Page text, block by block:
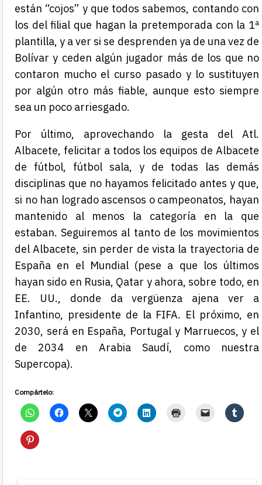
están “cojos” y que todos sabemos, contando con
los del filial que hagan la pretemporada con la 1ª
plantilla, y a ver si se desprenden ya de una vez de
Bolívar y ceden algún jugador más de los que no
contaron mucho el curso pasado y lo sustituyen
por algún otro más fiable, aunque esto siempre
sea un poco arriesgado.
Por último, aprovechando la gesta del Atl.
Albacete, felicitar a todos los equipos de Albacete
de fútbol, fútbol sala, y de todas las demás
disciplinas que no hayamos felicitado antes y que,
si no han logrado ascensos o campeonatos, hayan
mantenido al menos la categoría en la que
estaban. Seguiremos al tanto de los movimientos
del Albacete, sin perder de vista la trayectoria de
España en el Mundial (pese a que los últimos
hayan sido en Rusia, Qatar y ahora, sobre todo, en
EE. UU., donde da vergüenza ajena ver a
Infantino, presidente de la FIFA. El próximo, en
2030, será en España, Portugal y Marruecos, y el
de 2034 en Arabia Saudí, como nuestra
Supercopa).
Compártelo: